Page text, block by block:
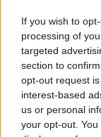
If you wish to
processing of
targeted
section to
opt-out request
interest-based
us or personal
your opt-out.